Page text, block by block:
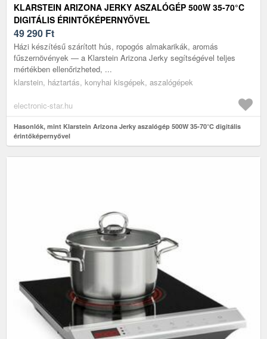
KLARSTEIN ARIZONA JERKY ASZALÓGÉP 500W 35-70°C
DIGITÁLIS ÉRINTŐKÉPERNYŐVEL
49 290 Ft
Házi készítésű szárított hús, ropogós almakarikák, aromás
fűszernövények — a Klarstein Arizona Jerky segítségével teljes
mértékben ellenőrizheted, ...
klarstein, háztartás, konyhai kisgépek, aszalógépek
electronic-star.hu
Hasonlók, mint Klarstein Arizona Jerky aszalógép 500W 35-70°C digitális
érintőképernyővel